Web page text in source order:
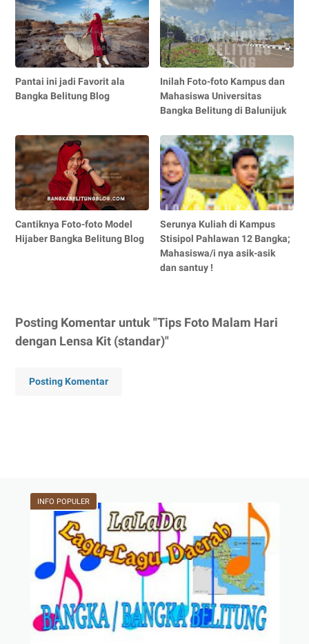
Pantai ini jadi Favorit ala
Bangka Belitung Blog
Inilah Foto-foto Kampus dan
Mahasiswa Universitas
Bangka Belitung di Balunijuk
Cantiknya Foto-foto Model
Hijaber Bangka Belitung Blog
Serunya Kuliah di Kampus
Stisipol Pahlawan 12 Bangka;
Mahasiswa/i nya asik-asik
dan santuy !
Posting Komentar untuk "Tips Foto Malam Hari
dengan Lensa Kit (standar)"
Posting Komentar
INFO POPULER